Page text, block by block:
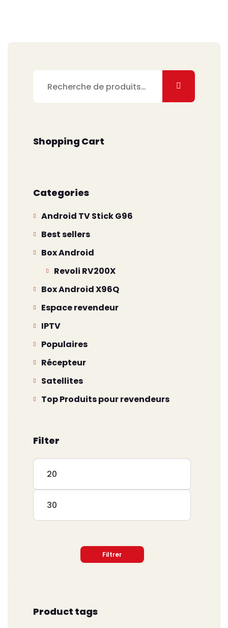
pour :
Shopping Cart
Categories
Android TV Stick G96
Best sellers
Box Android
Revoli RV200X
Box Android X96Q
Espace revendeur
IPTV
Populaires
Récepteur
Satellites
Top Produits pour revendeurs
Filter
Filtrer
Product tags